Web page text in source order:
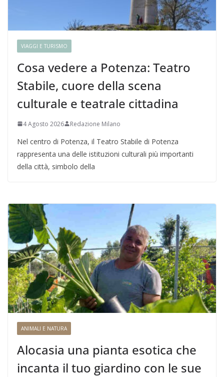
VIAGGI E TURISMO
Cosa vedere a Potenza: Teatro
Stabile, cuore della scena
culturale e teatrale cittadina
4 Agosto 2026 Redazione Milano
Nel centro di Potenza, il Teatro Stabile di Potenza
rappresenta una delle istituzioni culturali più importanti
della città, simbolo della
ANIMALI E NATURA
Alocasia una pianta esotica che
incanta il tuo giardino con le sue